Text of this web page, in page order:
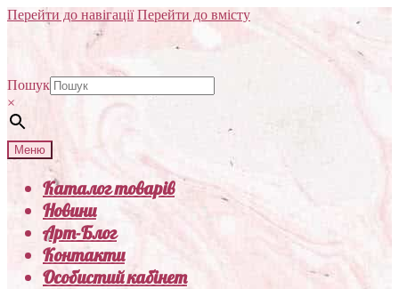
Перейти до навігації Перейти до вмісту
Пошук
×
Меню
Каталог товарів
Новини
Арт-Блог
Контакти
Особистий кабінет